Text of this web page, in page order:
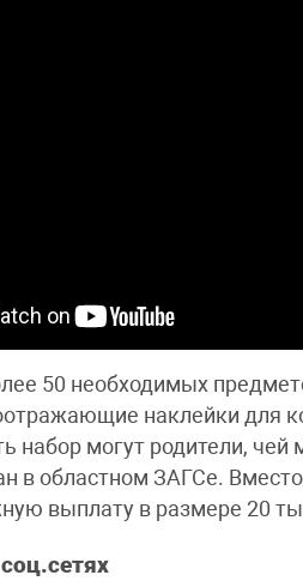
50 необходимых
наклейки для
набор могут родители,
в областном ЗАГСе.
выплату в размере 20